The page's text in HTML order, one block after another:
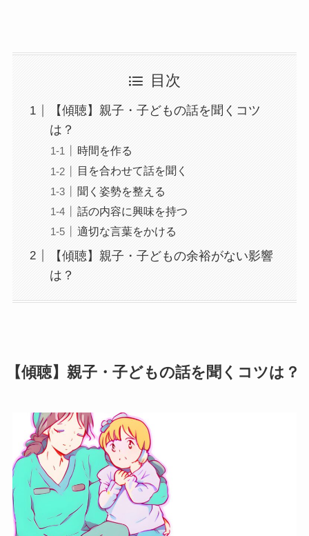
目次
【傾聴】親子・子どもの話を聞くコツ
は？
時間を作る
目を合わせて話を聞く
聞く姿勢を整える
話の内容に興味を持つ
適切な言葉をかける
【傾聴】親子・子どもの余裕がない影響
は？
【傾聴】親子・子どもの話を聞くコツは？